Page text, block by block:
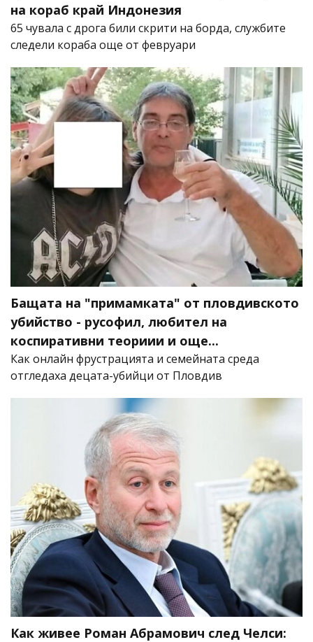
на кораб край Индонезия
65 чувала с дрога били скрити на борда, службите
следели кораба още от февруари
Бащата на "примамката" от пловдивското
убийство - русофил, любител на
коспиративни теориии и още...
Как онлайн фрустрацията и семейната среда
отгледаха децата-убийци от Пловдив
Как живее Роман Абрамович след Челси: